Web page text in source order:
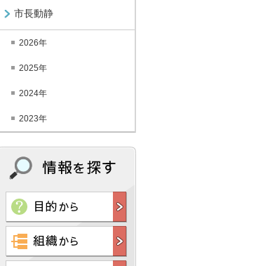
市長動静
2026年
2025年
2024年
2023年